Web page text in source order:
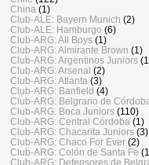
China (1)
Club-ALE: Bayern Munich (2)
Club-ALE: Hamburgo (6)
Club-ARG: All Boys (1)
Club-ARG: Almirante Brown (1)
Club-ARG: Argentinos Juniors
Club-ARG: Arsenal (2)
Club-ARG: Atlanta (3)
Club-ARG: Banfield (4)
Club-ARG: Belgrano de
Club-ARG: Boca Juniors (110)
Club-ARG: Central Córdoba (1)
Club-ARG: Chacarita Juniors (3)
Club-ARG: Chaco For Ever (2)
Club-ARG: Colón de Santa Fe
Club-ARG: Defensores de